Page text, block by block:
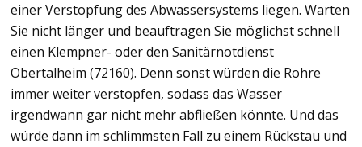
einer Verstopfung des Abwassersystems liegen. Warten
Sie nicht länger und beauftragen Sie möglichst schnell
einen Klempner- oder den Sanitärnotdienst
Obertalheim (72160). Denn sonst würden die Rohre
immer weiter verstopfen, sodass das Wasser
irgendwann gar nicht mehr abfließen könnte. Und das
würde dann im schlimmsten Fall zu einem Rückstau und